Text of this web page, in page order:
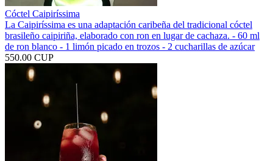
Cóctel Caipiríssima
La Caipiríssima es una adaptación caribeña​ del tradicional cóctel
brasileño caipiriña, elaborado con ron en lugar de cachaza. - 60 ml
de ron blanco - 1 limón picado en trozos - 2 cucharillas de azúcar
550.00 CUP